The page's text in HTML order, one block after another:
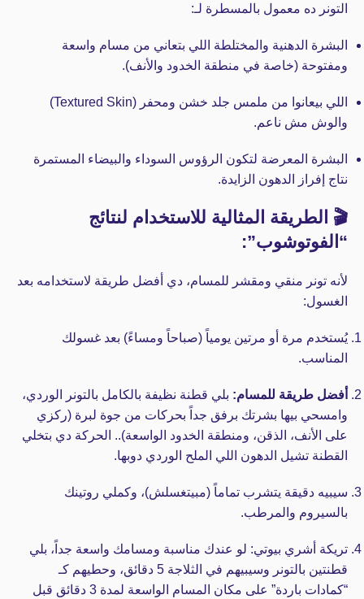
التونر ده معمول بالمسطرة لـ:
البشرة الدهنية والمختلطة اللي بتعاني من مسام واسعة
ومفتوحة (خاصة في منطقة الخدود والأنف).
اللي بيعانوا من ملمس جلد خشن ومحفر (Textured Skin)
والوش مش ناعم.
البشرة المعرضة لتكون الرؤوس السوداء والبيضاء المستمرة
نتاج إفراز الدهون الزايدة.
🎬 الطريقة المثالية للاستخدام لنتائج
“الفوتوشوب”:
لأنه تونر منقي ومقشر للمسام، دي أفضل طريقة لاستخدامه بعد
الغسول:
يُستخدم مرة أو مرتين يومياً (صباحاً ومساءً) بعد غسولك
المناسب.
أفضل طريقة للمسام: بلي قطنة نظيفة بالكامل بالتونر الوردي،
وامسحي بيها بشرتك برفق جداً بحركات من جوة لبرة (ركزي
على الأنف، الذقن، ومنطقة الخدود الواسعة).. الحركة دي بتخلي
القطنة تشيل الدهون اللي الملح الوردي دوبها.
سيبيه دقيقة يتشرب تماماً (مبيتغسلش)، وكملي روتينك
بالسيروم والمرطب.
تريكة أشري بيوتي: لو عندك مناسبة ومسامك واسعة جداً، بلي
قطنتين بالتونر وسيبيهم في الثلاجة 5 دقائق، وحطيهم كـ
“كمادات باردة” على مكان المسام الواسعة لمدة 3 دقائق قبل